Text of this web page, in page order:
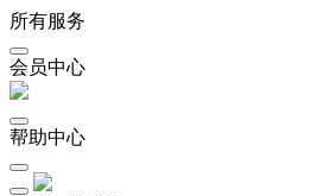
所有服务
会员中心
帮助中心